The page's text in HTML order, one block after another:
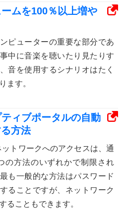
ムを100％以上増や
ピューターの重要な部分であ
中に音楽を聴いたり見たりす
音を使用するシナリオはたく
ます。
ィブポータルの自動
方法
トワークへのアクセスは、通
の方法のいずれかで制限され
も一般的な方法はパスワード
ることですが、ネットワーク
ることもできます。